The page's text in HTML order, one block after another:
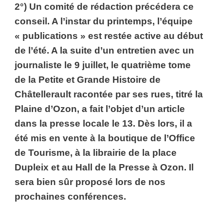
2°) Un comité de rédaction précédera ce
conseil. A l’instar du printemps, l’équipe
« publications » est restée active au début
de l’été. A la suite d’un entretien avec un
journaliste le 9 juillet, le quatrième tome
de la Petite et Grande Histoire de
Châtellerault racontée par ses rues, titré la
Plaine d’Ozon, a fait l’objet d’un article
dans la presse locale le 13. Dès lors, il a
été mis en vente à la boutique de l’Office
de Tourisme, à la librairie de la place
Dupleix et au Hall de la Presse à Ozon. Il
sera bien sûr proposé lors de nos
prochaines conférences.